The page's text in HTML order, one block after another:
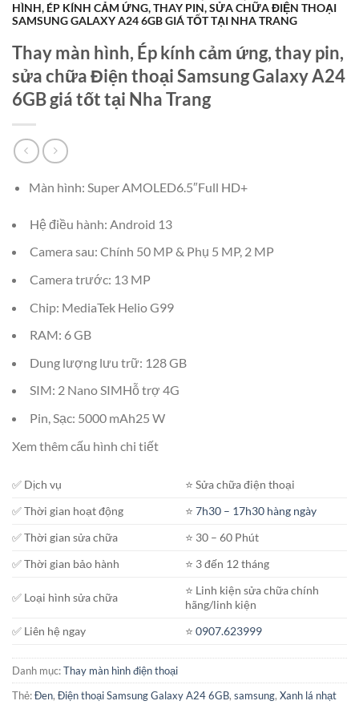
HÌNH, ÉP KÍNH CẢM ỨNG, THAY PIN, SỬA CHỮA ĐIỆN THOẠI
SAMSUNG GALAXY A24 6GB GIÁ TỐT TẠI NHA TRANG
Thay màn hình, Ép kính cảm ứng, thay pin,
sửa chữa Điện thoại Samsung Galaxy A24
6GB giá tốt tại Nha Trang
Màn hình: Super AMOLED6.5″Full HD+
Hệ điều hành: Android 13
Camera sau: Chính 50 MP & Phụ 5 MP, 2 MP
Camera trước: 13 MP
Chip: MediaTek Helio G99
RAM: 6 GB
Dung lượng lưu trữ: 128 GB
SIM: 2 Nano SIMHỗ trợ 4G
Pin, Sạc: 5000 mAh25 W
Xem thêm cấu hình chi tiết
✅ Dịch vụ
⭐️ Sửa chữa điện thoại
✅ Thời gian hoạt động
⭐️7h30 – 17h30 hàng ngày
✅ Thời gian sửa chữa
⭐️ 30 – 60 Phút
✅ Thời gian bảo hành
⭐️ 3 đến 12 tháng
✅ Loại hình sửa chữa
⭐️ Linh kiện sửa chữa chính
hãng/linh kiện
✅ Liên hệ ngay
⭐️0907.623999
Danh mục:Thay màn hình điện thoại
Thẻ:Đen, Điện thoại Samsung Galaxy A24 6GB, samsung, Xanh lá nhạt